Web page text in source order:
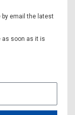
by email the latest
as soon as it is